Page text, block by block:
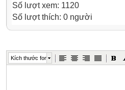
Số lượt xem: 1120
Số lượt thích: 0 người
Kích thước font